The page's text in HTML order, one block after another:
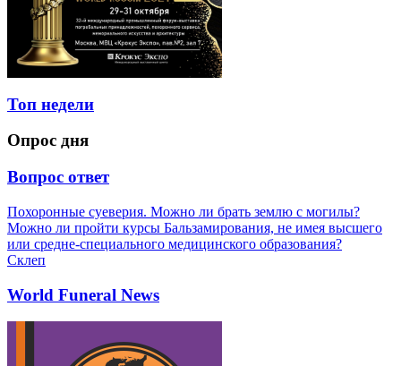
Топ недели
Опрос дня
Вопрос ответ
Похоронные суеверия. Можно ли брать землю с могилы?
Можно ли пройти курсы Бальзамирования, не имея высшего
или средне-специального медицинского образования?
Склеп
World Funeral News